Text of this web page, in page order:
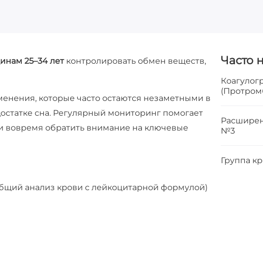
25–34 летконтролировать обмен веществ,
которые часто остаются незаметными в
сна. Регулярный мониторинг помогает
вовремя обратить внимание на ключевые
анализ крови с лейкоцитарной формулой)
Часто
№3
Группа